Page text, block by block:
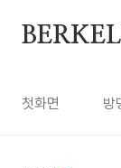
첫화면 방